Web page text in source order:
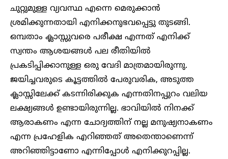
ചുറ്റുമുള്ള വ്യവസ്ഥ എന്നെ മെരുക്കാൻ
ശ്രമിക്കുന്നതായി എനിക്കനുഭവപ്പെട്ടു തുടങ്ങി.
ഒമ്പതാം ക്ലാസ്സുവരെ പരീക്ഷ എന്നത് എനിക്ക്
സ്വന്തം ആശയങ്ങൾ പല രീതിയിൽ
പ്രകടിപ്പിക്കാനുള്ള ഒരു വേദി മാത്രമായിരുന്നു.
ജയിച്ചവരുടെ കൂട്ടത്തിൽ പേരുവരിക, അടുത്ത
ക്ലാസ്സിലേക്ക് കടന്നിരിക്കുക എന്നതിനപ്പുറം വലിയ
ലക്ഷ്യങ്ങൾ ഉണ്ടായിരുന്നില്ല. ഭാവിയിൽ നിനക്ക്
ആരാകണം എന്ന ചോദ്യത്തിന് നല്ല മനുഷ്യനാകണം
എന്ന പ്രഹേളിക എറിഞ്ഞത് അതെന്താണെന്ന്
അറിഞ്ഞിട്ടാണോ എന്നിപ്പോൾ എനിക്കുറപ്പില്ല.